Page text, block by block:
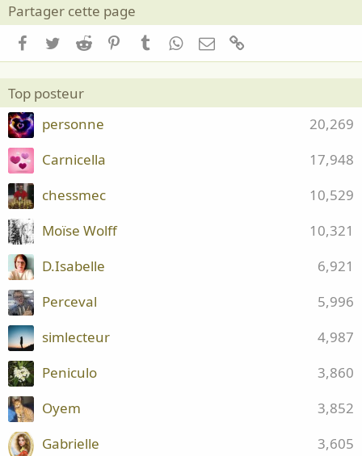
Partager cette page
Facebook
TwitterReddit PinterestTumblrWhatsApp
Email
Top posteur
20,269
personne
17,948
Carnicella
10,529
chessmec
10,321
Moïse Wolff
6,921
D.Isabelle
5,996
Perceval
4,987
simlecteur
3,860
Peniculo
3,852
Oyem
3,605
Gabrielle